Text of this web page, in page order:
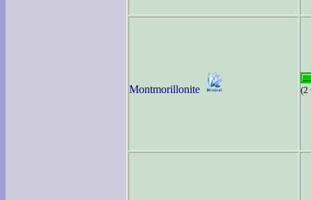
Montmorillonite (2